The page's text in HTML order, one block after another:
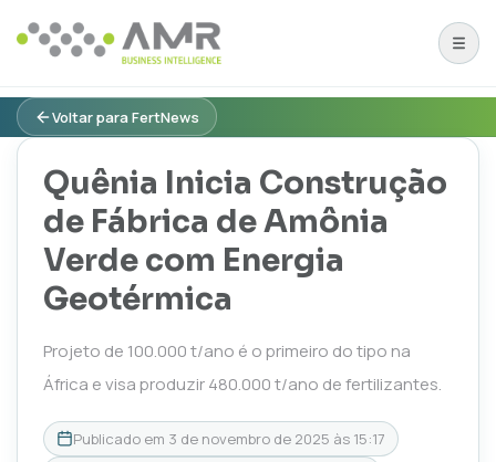
Voltar para FertNews
Quênia Inicia Construção
de Fábrica de Amônia
Verde com Energia
Geotérmica
Projeto de 100.000 t/ano é o primeiro do tipo na
África e visa produzir 480.000 t/ano de fertilizantes.
Publicado em 3 de novembro de 2025 às 15:17